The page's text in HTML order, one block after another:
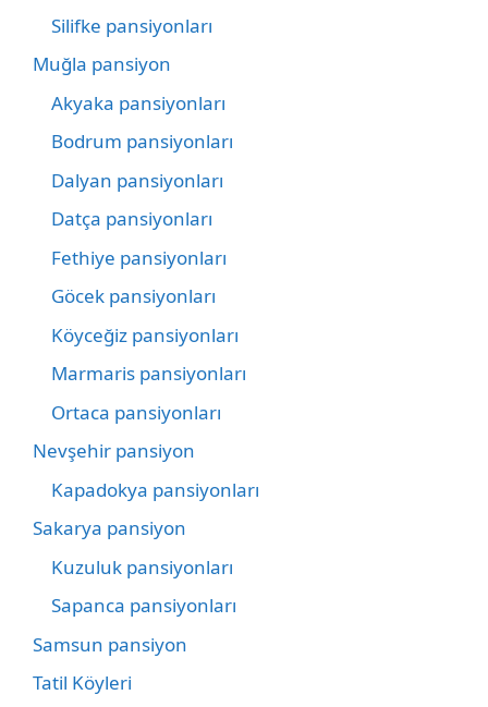
Silifke pansiyonları
Muğla pansiyon
Akyaka pansiyonları
Bodrum pansiyonları
Dalyan pansiyonları
Datça pansiyonları
Fethiye pansiyonları
Göcek pansiyonları
Köyceğiz pansiyonları
Marmaris pansiyonları
Ortaca pansiyonları
Nevşehir pansiyon
Kapadokya pansiyonları
Sakarya pansiyon
Kuzuluk pansiyonları
Sapanca pansiyonları
Samsun pansiyon
Tatil Köyleri